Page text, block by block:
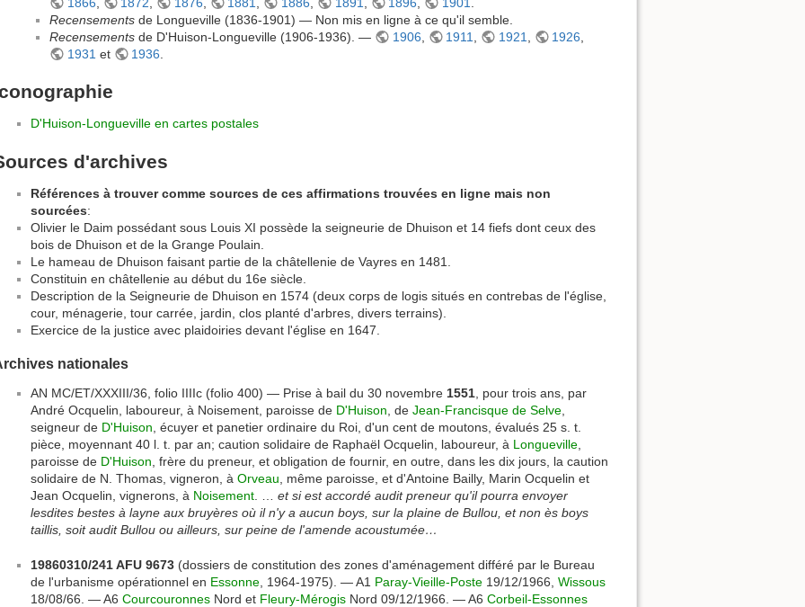
Recensements de Longueville (1836-1901) — Non mis en ligne à ce qu'il semble.
Recensements de D'Huison-Longueville (1906-1936). — 1906 1911 1921 1926
1931 et 1936
D'Huison-Longueville en cartes postales
d'archives
Références à trouver comme sources de ces affirmations trouvées en ligne mais non
sourcées:
Olivier le Daim possédant sous Louis XI possède la seigneurie de Dhuison et 14 fiefs dont ceux des
bois de Dhuison et de la Grange Poulain.
Le hameau de Dhuison faisant partie de la châtellenie de Vayres en 1481.
Constituin en châtellenie au début du 16e siècle.
Description de la Seigneurie de Dhuison en 1574 (deux corps de logis situés en contrebas de l'église,
cour, ménagerie, tour carrée, jardin, clos planté d'arbres, divers terrains).
Exercice de la justice avec plaidoiries devant l'église en 1647.
nationales
AN MC/ET/XXXIII/36, folio IIIIc (folio 400) — Prise à bail du 30 novembre 1551, pour trois ans, par
André Ocquelin, laboureur, à Noisement, paroisse de D'Huison, de Jean-Francisque de Selve,
seigneur de D'Huison, écuyer et panetier ordinaire du Roi, d'un cent de moutons, évalués 25 s. t.
pièce, moyennant 40 l. t. par an; caution solidaire de Raphaël Ocquelin, laboureur, à Longueville,
paroisse de D'Huison, frère du preneur, et obligation de fournir, en outre, dans les dix jours, la caution
solidaire de N. Thomas, vigneron, à Orveau, même paroisse, et d'Antoine Bailly, Marin Ocquelin et
Jean Ocquelin, vignerons, à Noisement. … et si est accordé audit preneur qu'il pourra envoyer
lesdites bestes à layne aux bruyères où il n'y a aucun boys, sur la plaine de Bullou, et non ès boys
taillis, soit audit Bullou ou ailleurs, sur peine de l'amende acoustumée…
19860310/241 AFU 9673 (dossiers de constitution des zones d'aménagement différé par le Bureau
de l'urbanisme opérationnel en Essonne , 1964-1975). — A1 Paray-Vieille-Poste 19/12/1966, Wissous
18/08/66. — A6 Courcouronnes Nord et Fleury-Mérogis Nord 09/12/1966. — A6 Corbeil-Essonnes